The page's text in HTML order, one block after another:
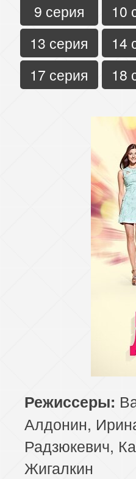
9 серия
10
13 серия
14
17 серия
18
Режиссеры:
Алдонин,
Радзюкевич,
Жигалкин